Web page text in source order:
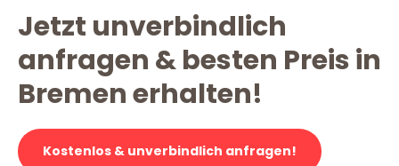
Jetzt unverbindlich
anfragen & besten Preis in
Bremen erhalten!
Kostenlos & unverbindlich anfragen!